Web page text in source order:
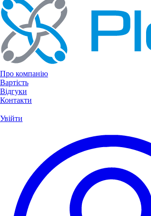
Про компанію
Вартість
Відгуки
Контакти
Увійти